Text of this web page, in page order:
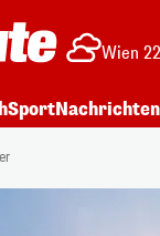
Wien
SportNachrichten